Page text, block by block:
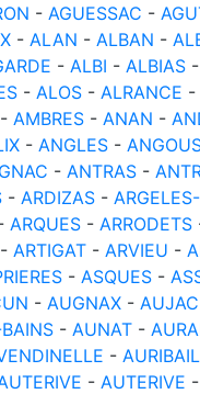
- AGUESSAC -
- ALAN - ALBAN -
- ALBI - ALBIAS -
- ALOS - ALRANCE -
AMBRES - ANAN -
- ANGLES -
- ANTRAS -
- ARDIZAS -
ARQUES - ARRODETS
ARTIGAT - ARVIEU -
- ASQUES -
- AUGNAX - AUJAC
- AUNAT -
- AURIBAIL
- AUTERIVE -